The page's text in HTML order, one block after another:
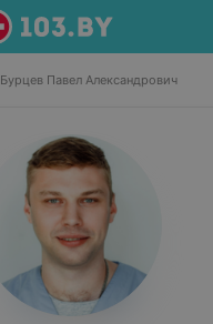
Бурцев Павел Александрович